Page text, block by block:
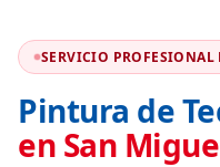
SERVICIO
Pintura de
en San